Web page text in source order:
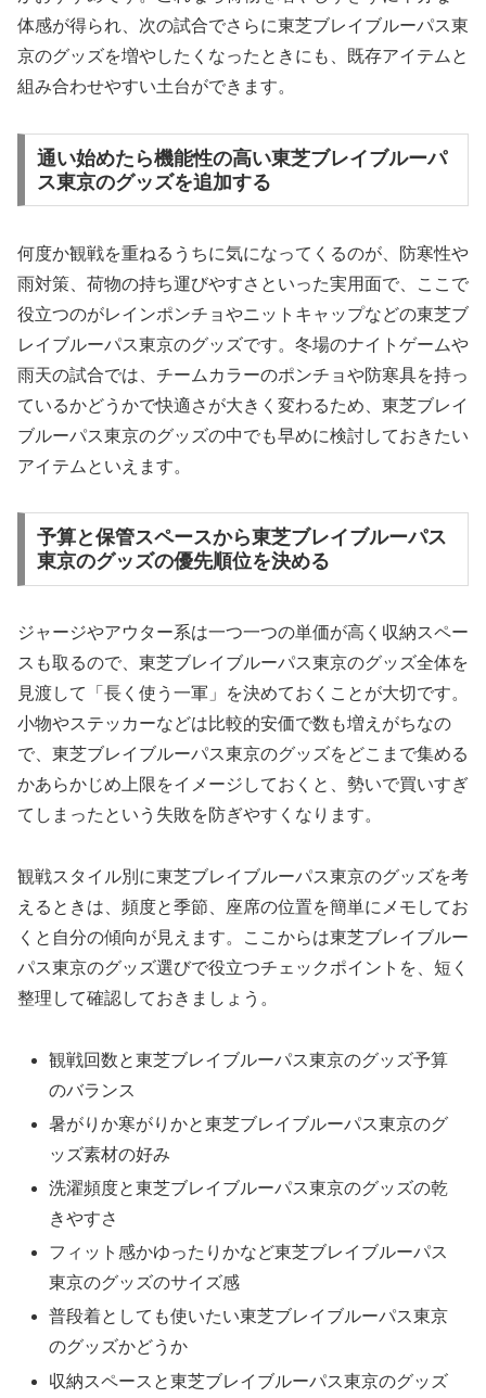
体感が得られ、次の試合でさらに東芝ブレイブルーパス東
京のグッズを増やしたくなったときにも、既存アイテムと
組み合わせやすい土台ができます。
通い始めたら機能性の高い東芝ブレイブルーパ
ス東京のグッズを追加する
何度か観戦を重ねるうちに気になってくるのが、防寒性や
雨対策、荷物の持ち運びやすさといった実用面で、ここで
役立つのがレインポンチョやニットキャップなどの東芝ブ
レイブルーパス東京のグッズです。冬場のナイトゲームや
雨天の試合では、チームカラーのポンチョや防寒具を持っ
ているかどうかで快適さが大きく変わるため、東芝ブレイ
ブルーパス東京のグッズの中でも早めに検討しておきたい
アイテムといえます。
予算と保管スペースから東芝ブレイブルーパス
東京のグッズの優先順位を決める
ジャージやアウター系は一つ一つの単価が高く収納スペー
スも取るので、東芝ブレイブルーパス東京のグッズ全体を
見渡して「長く使う一軍」を決めておくことが大切です。
小物やステッカーなどは比較的安価で数も増えがちなの
で、東芝ブレイブルーパス東京のグッズをどこまで集める
かあらかじめ上限をイメージしておくと、勢いで買いすぎ
てしまったという失敗を防ぎやすくなります。
観戦スタイル別に東芝ブレイブルーパス東京のグッズを考
えるときは、頻度と季節、座席の位置を簡単にメモしてお
くと自分の傾向が見えます。ここからは東芝ブレイブルー
パス東京のグッズ選びで役立つチェックポイントを、短く
整理して確認しておきましょう。
観戦回数と東芝ブレイブルーパス東京のグッズ予算
のバランス
暑がりか寒がりかと東芝ブレイブルーパス東京のグ
ッズ素材の好み
洗濯頻度と東芝ブレイブルーパス東京のグッズの乾
きやすさ
フィット感かゆったりかなど東芝ブレイブルーパス
東京のグッズのサイズ感
普段着としても使いたい東芝ブレイブルーパス東京
のグッズかどうか
収納スペースと東芝ブレイブルーパス東京のグッズ